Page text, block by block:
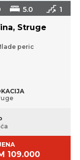
5.0 1
Struge
peric
109.000